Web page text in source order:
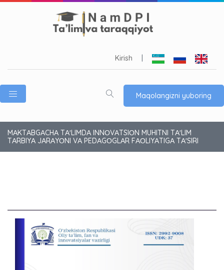
Kirish
Maqolangizni yuboring
MАKTАBGАCHА TАʼLIMDА INNОVАTSIОN MUHITNI TАʼLIM
TАRBIYА JАRАYОNI VА PEDАGОGLАR FАОLIYАTIGА TАʼSIRI